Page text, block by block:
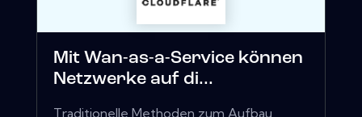
Mit Wan-as-a-Service können
Netzwerke auf di...
Traditionelle Methoden zum Aufbau